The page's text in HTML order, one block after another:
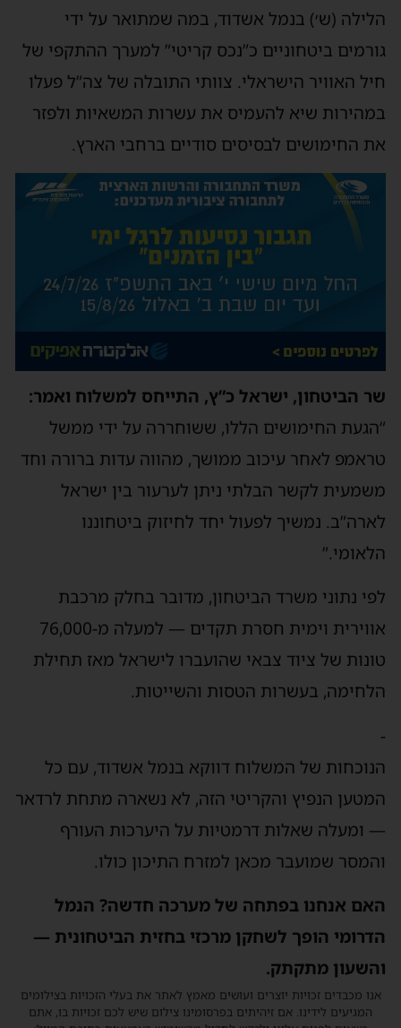
הלילה (ש׳) בנמל אשדוד, במה שמתואר על ידי
גורמים ביטחוניים כ”נכס קריטי” למערך ההתקפי של
חיל האוויר הישראלי. צוותי התובלה של צה”ל פעלו
במהירות שיא להעמיס את עשרות המשאיות ולפזר
את החימושים לבסיסים סודיים ברחבי הארץ.
שר הביטחון, ישראל כ”ץ, התייחס למשלוח ואמר:
“הגעת החימושים הללו, ששוחררה על ידי ממשל
טראמפ לאחר עיכוב ממושך, מהווה עדות ברורה וחד
משמעית לקשר הבלתי ניתן לערעור בין ישראל
לארה”ב. נמשיך לפעול יחד לחיזוק ביטחוננו
הלאומי.”
לפי נתוני משרד הביטחון, מדובר בחלק מרכבת
אווירית וימית חסרת תקדים — למעלה מ-76,000
טונות של ציוד צבאי שהועברו לישראל מאז תחילת
הלחימה, בעשרות הטסות והשייטות.
-
הנוכחות של המשלוח דווקא בנמל אשדוד, עם כל
המטען הנפיץ והקריטי הזה, לא נשארה מתחת לרדאר
— ומעלה שאלות דרמטיות על היערכות העורף
והמסר שמועבר מכאן למזרח התיכון כולו.
האם אנחנו בפתחה של מערכה חדשה? הנמל
הדרומי הופך לשחקן מרכזי בחזית הביטחונית —
והשעון מתקתק.
אנו מכבדים זכויות יוצרים ועושים מאמץ לאתר את בעלי הזכויות בצילומים
המגיעים לידינו. אם זיהיתים בפרסומינו צילום שיש לכם זכויות בו, אתם